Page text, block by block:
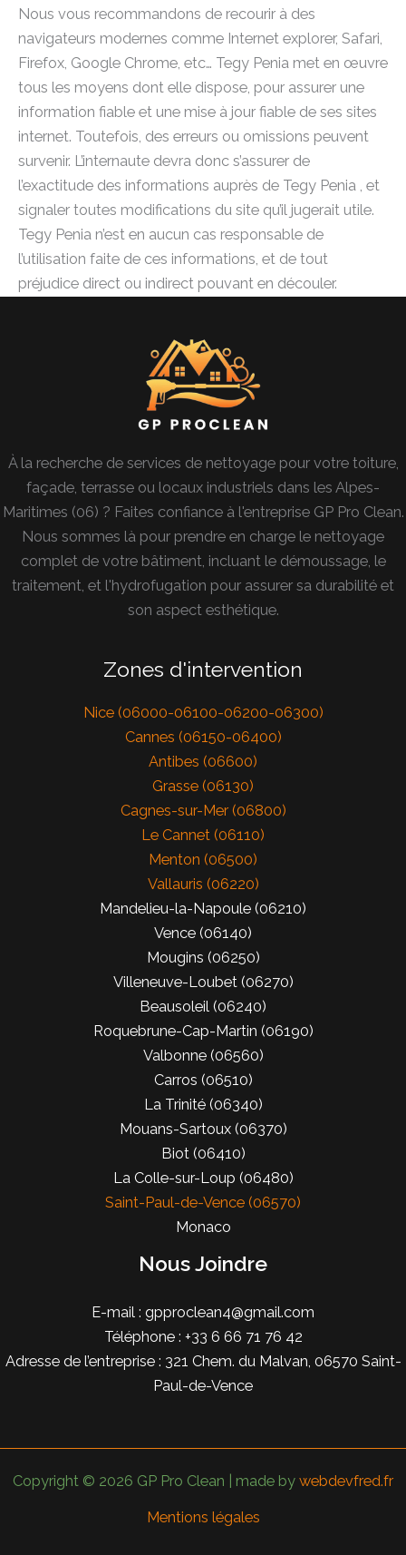
Nous vous recommandons de recourir à des
navigateurs modernes comme Internet explorer, Safari,
Firefox, Google Chrome, etc… Tegy Penia met en œuvre
tous les moyens dont elle dispose, pour assurer une
information fiable et une mise à jour fiable de ses sites
internet. Toutefois, des erreurs ou omissions peuvent
survenir. L’internaute devra donc s’assurer de
l’exactitude des informations auprès de Tegy Penia , et
signaler toutes modifications du site qu’il jugerait utile.
Tegy Penia n’est en aucun cas responsable de
l’utilisation faite de ces informations, et de tout
préjudice direct ou indirect pouvant en découler.
À la recherche de services de nettoyage pour votre toiture,
façade, terrasse ou locaux industriels dans les Alpes-
Maritimes (06) ? Faites confiance à l'entreprise GP Pro Clean.
Nous sommes là pour prendre en charge le nettoyage
complet de votre bâtiment, incluant le démoussage, le
traitement, et l'hydrofugation pour assurer sa durabilité et
son aspect esthétique.
Zones d'intervention
Nice (06000-06100-06200-06300)
Cannes (06150-06400)
Antibes (06600)
Grasse (06130)
Cagnes-sur-Mer (06800)
Le Cannet (06110)
Menton (06500)
Vallauris (06220)
Mandelieu-la-Napoule (06210)
Vence (06140)
Mougins (06250)
Villeneuve-Loubet (06270)
Beausoleil (06240)
Roquebrune-Cap-Martin (06190)
Valbonne (06560)
Carros (06510)
La Trinité (06340)
Mouans-Sartoux (06370)
Biot (06410)
La Colle-sur-Loup (06480)
Saint-Paul-de-Vence (06570)
Monaco
Nous Joindre
E-mail : gpproclean4@gmail.com
Téléphone : +33 6 66 71 76 42
Adresse de l’entreprise : 321 Chem. du Malvan, 06570 Saint-
Paul-de-Vence
Copyright © 2026 GP Pro Clean | made by webdevfred.fr
Mentions légales